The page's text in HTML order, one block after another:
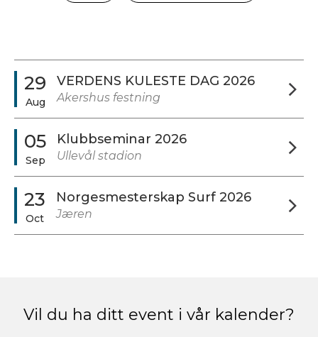
29
Aug
VERDENS KULESTE DAG 2026
Akershus festning
05
Sep
Klubbseminar 2026
Ullevål stadion
23
Oct
Norgesmesterskap Surf 2026
Jæren
Vil du ha ditt event i vår kalender?